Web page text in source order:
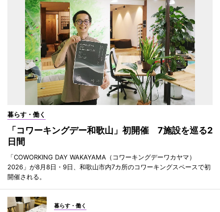
暮らす・働く
「コワーキングデー和歌山」初開催 7施設を巡る2
日間
「COWORKING DAY WAKAYAMA（コワーキングデーワカヤマ）
2026」が8月8日・9日、和歌山市内7カ所のコワーキングスペースで初
開催される。
暮らす・働く